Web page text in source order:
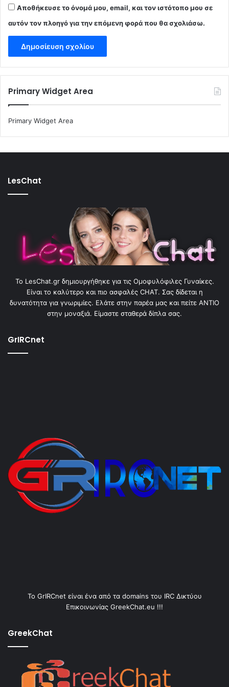
Αποθήκευσε το όνομά μου, email, και τον ιστότοπο μου σε
αυτόν τον πλοηγό για την επόμενη φορά που θα σχολιάσω.
Primary Widget Area
Primary Widget Area
LesChat
To LesChat.gr δημιουργήθηκε για τις Ομοφυλόφιλες Γυναίκες.
Είναι το καλύτερο και πιο ασφαλές CHAT. Σας δίδεται η
δυνατότητα για γνωριμίες. Ελάτε στην παρέα μας και πείτε ΑΝΤΙΟ
στην μοναξιά. Είμαστε σταθερά δίπλα σας.
GrIRCnet
Το GrIRCnet είναι ένα από τα domains του IRC Δικτύου
Επικοινωνίας GreekChat.eu !!!
GreekChat